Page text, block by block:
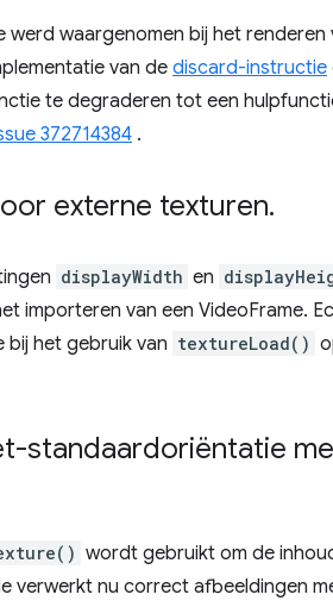
waargenomen bij het renderen
van dediscard-instructie
te degraderen tot een
372714384 .
externe texturen.
displayWidth en
importeren van een VideoFrame.
het gebruik van textureLoad()
standaardoriëntatie
wordt gebruikt om de
verwerkt nu correct afbeeldingen